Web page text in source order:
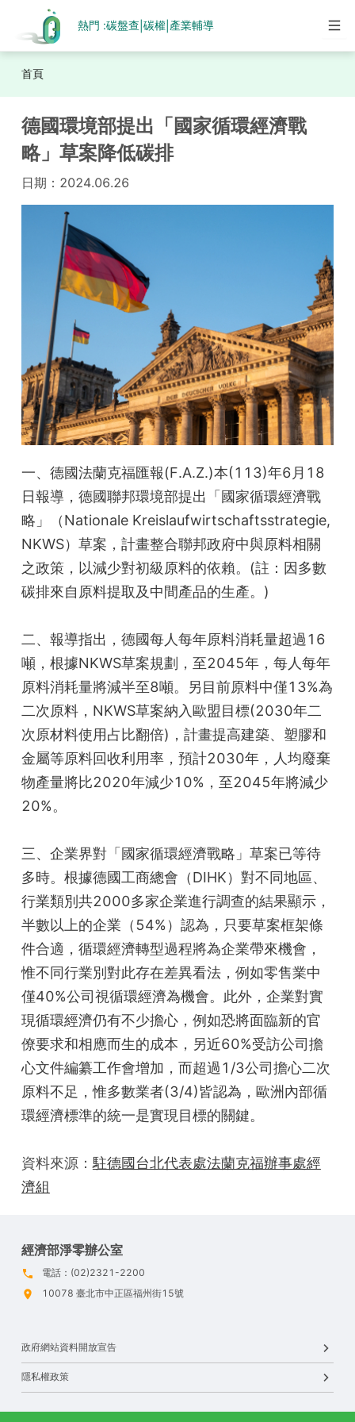
熱門 :碳盤查 碳權| 產業輔導
首頁
德國環境部提出「國家循環經濟戰
略」草案降低碳排
日期： 2024.06.26
一、德國法蘭克福匯報(F.A.Z.)本(113)年6月18
日報導，德國聯邦環境部提出「國家循環經濟戰
略」（Nationale Kreislaufwirtschaftsstrategie,
NKWS）草案，計畫整合聯邦政府中與原料相關
之政策，以減少對初級原料的依賴。(註：因多數
碳排來自原料提取及中間產品的生產。)
二、報導指出，德國每人每年原料消耗量超過16
噸，根據NKWS草案規劃，至2045年，每人每年
原料消耗量將減半至8噸。另目前原料中僅13%為
二次原料，NKWS草案納入歐盟目標(2030年二
次原材料使用占比翻倍)，計畫提高建築、塑膠和
金屬等原料回收利用率，預計2030年，人均廢棄
物產量將比2020年減少10%，至2045年將減少
20%。
三、企業界對「國家循環經濟戰略」草案已等待
多時。根據德國工商總會（DIHK）對不同地區、
行業類別共2000多家企業進行調查的結果顯示，
半數以上的企業（54%）認為，只要草案框架條
件合適，循環經濟轉型過程將為企業帶來機會，
惟不同行業別對此存在差異看法，例如零售業中
僅40%公司視循環經濟為機會。此外，企業對實
現循環經濟仍有不少擔心，例如恐將面臨新的官
僚要求和相應而生的成本，另近60%受訪公司擔
心文件編纂工作會增加，而超過1/3公司擔心二次
原料不足，惟多數業者(3/4)皆認為，歐洲內部循
環經濟標準的統一是實現目標的關鍵。
資料來源：駐德國台北代表處法蘭克福辦事處經
濟組
經濟部淨零辦公室
電話：(02)2321-2200
10078 臺北市中正區福州街15號
政府網站資料開放宣告
隱私權政策